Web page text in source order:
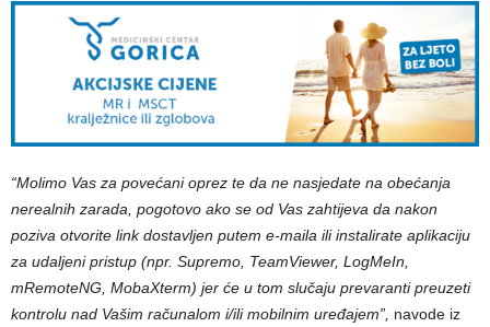
“Molimo Vas za povećani oprez te da ne nasjedate na obećanja
nerealnih zarada, pogotovo ako se od Vas zahtijeva da nakon
poziva otvorite link dostavljen putem e-maila ili instalirate aplikaciju
za udaljeni pristup (npr. Supremo, TeamViewer, LogMeIn,
mRemoteNG, MobaXterm) jer će u tom slučaju prevaranti preuzeti
kontrolu nad Vašim računalom i/ili mobilnim uređajem”, navode iz